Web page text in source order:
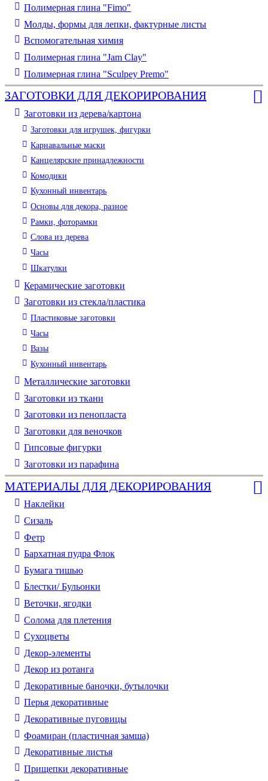
Полимерная глина "Fimo"
Молды, формы для лепки, фактурные листы
Вспомогательная химия
Полимерная глина "Jam Clay"
Полимерная глина "Sculpey Premo"
ЗАГОТОВКИ ДЛЯ ДЕКОРИРОВАНИЯ
Заготовки из дерева/картона
Заготовки для игрушек, фигурки
Карнавальные маски
Канцелярские принадлежности
Комодики
Кухонный инвентарь
Основы для декора, разное
Рамки, фоторамки
Слова из дерева
Часы
Шкатулки
Керамические заготовки
Заготовки из стекла/пластика
Пластиковые заготовки
Часы
Вазы
Кухонный инвентарь
Металлические заготовки
Заготовки из ткани
Заготовки из пенопласта
Заготовки для веночков
Гипсовые фигурки
Заготовки из парафина
МАТЕРИАЛЫ ДЛЯ ДЕКОРИРОВАНИЯ
Наклейки
Сизаль
Фетр
Бархатная пудра Флок
Бумага тишью
Блестки/ Бульонки
Веточки, ягодки
Солома для плетения
Cухоцветы
Декор-элементы
Декор из ротанга
Декоративные баночки, бутылочки
Перья декоративные
Декоративные пуговицы
Фоамиран (пластичная замша)
Декоративные листья
Прищепки декоративные